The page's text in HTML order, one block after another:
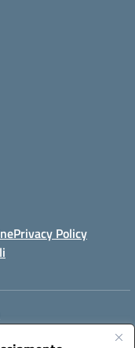
Privacy Policy